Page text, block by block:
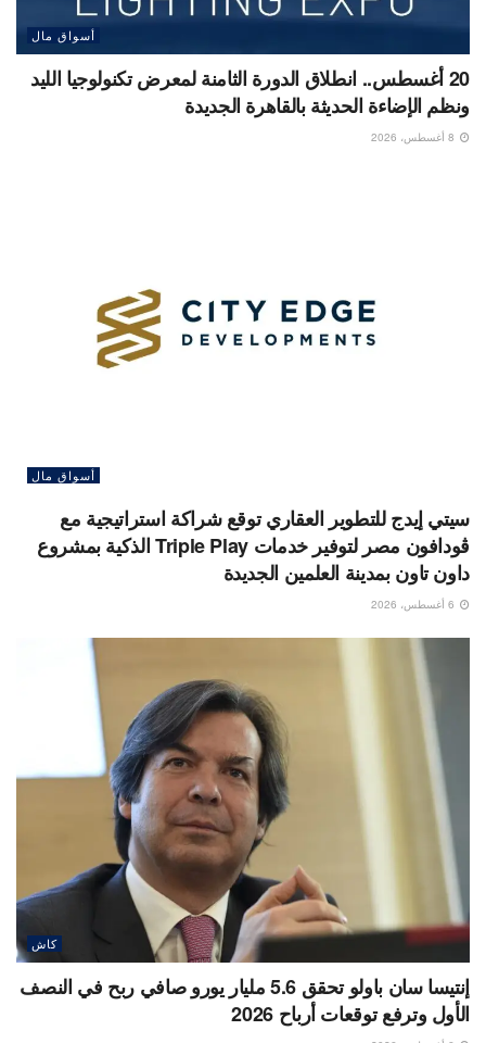
أسواق مال
20 أغسطس.. انطلاق الدورة الثامنة لمعرض تكنولوجيا الليد
ونظم الإضاءة الحديثة بالقاهرة الجديدة
أسواق مال
سيتي إيدج للتطوير العقاري توقع شراكة استراتيجية مع
ڤودافون مصر لتوفير خدمات Triple Play الذكية بمشروع
داون تاون بمدينة العلمين الجديدة
كاش
إنتيسا سان باولو تحقق 5.6 مليار يورو صافي ربح في النصف
الأول وترفع توقعات أرباح 2026